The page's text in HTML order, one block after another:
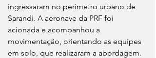
ingressaram no perímetro urbano de
Sarandi. A aeronave da PRF foi
acionada e acompanhou a
movimentação, orientando as equipes
em solo, que realizaram a abordagem.